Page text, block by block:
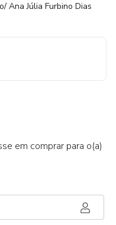
Ana Júlia Furbino Dias
em comprar para o(a)